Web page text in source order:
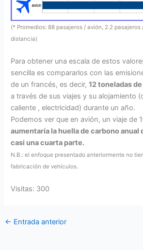
(* Promedios: 88 pasajeros / avión, 2.2
distancia)
Para obtener una escala de estos
sencilla es compararlos con las
de un francés, es decir,12 toneladas
a través de sus viajes y su alojamiento
caliente , electricidad) durante un año.
Podemos ver que en avión, un viaje de
aumentaría la huella de carbono anual
casi una cuarta parte.
N.B.: el enfoque presentado anteriormente no
fabricación de vehículos.
Visitas: 300
← Entrada anterior